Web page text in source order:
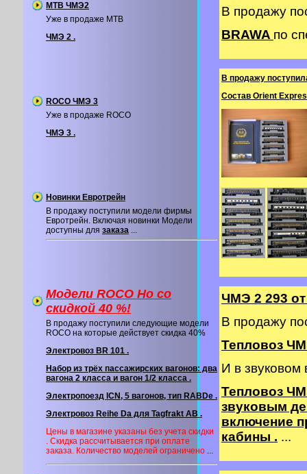
MTB ЧМЭ2
Уже в продаже MTB
ЧМЭ 2 .
ROCO ЧМЭ 3
Уже в продаже ROCO
ЧМЭ 3 .
Новинки Евротрейн
В продажу поступили модели фирмы
Евротрейн. Включая новинки Модели
доступны для заказа ...
Модели ROCO Ho со
cкидкой 40 %!
В продажу поступили следующие модели
ROCO на которые действует скидка 40%
Электровоз BR 101 .
Набор из трёх пассажирских вагонов: два
вагона 2 класса и вагон 1/2 класса .
Электропоезд ICN, 5 вагонов, тип RABDe .
Электровоз Reihe Da для Tagfrakt AB .
Цены в магазине указаны без учета скидки
. Скидка рассчитывается при оплате
заказа. Количество моделей ограничено ...
В продажу
BRAWA по
В продажу
Состав Orient
ЧМЭ 2 293
В продажу
Тепловоз
И в звуковом
Тепловоз
звуковым
включение
кабины . ...